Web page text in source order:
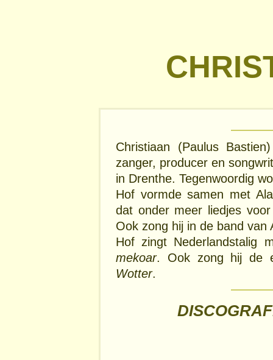
Christiaan (Paulus
zanger, producer en
in Drenthe. Tegenwoordig
Hof vormde samen met
dat onder meer liedjes
Ook zong hij in de band van
Hof zingt Nederlandstalig
mekoar. Ook zong hij de
Wotter.